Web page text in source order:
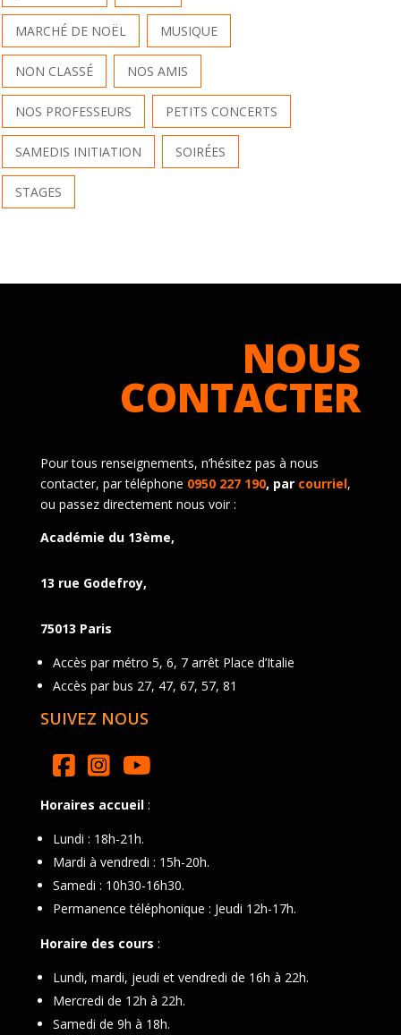
MARCHÉ DE NOËL MUSIQUE
NON CLASSÉ NOS AMIS
NOS PROFESSEURS PETITS CONCERTS
SAMEDIS INITIATION SOIRÉES
STAGES
NOUS
CONTACTER
Pour tous renseignements, n’hésitez pas à nous
contacter, par téléphone 0950 227 190, par courriel,
ou passez directement nous voir :
Académie du 13ème,
13 rue Godefroy,
75013 Paris
Accès par métro 5, 6, 7 arrêt Place d’Italie
Accès par bus 27, 47, 67, 57, 81
SUIVEZ NOUS
Horaires accueil:
Lundi : 18h-21h.
Mardi à vendredi : 15h-20h.
Samedi : 10h30-16h30.
Permanence téléphonique : Jeudi 12h-17h.
Horaire des cours :
Lundi, mardi, jeudi et vendredi de 16h à 22h.
Mercredi de 12h à 22h.
Samedi de 9h à 18h.